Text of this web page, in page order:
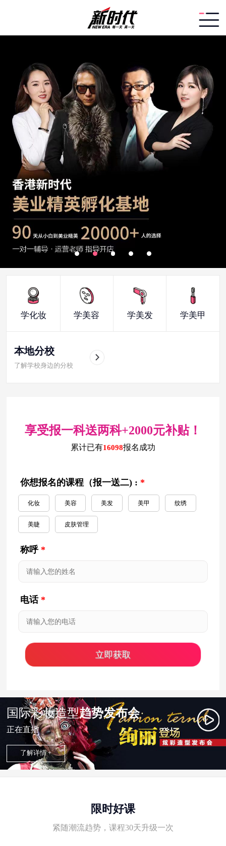
学化妆 学美容 学美发 学美甲
本地分校
了解学校身边的分校
享受报一科送两科+2000元补贴！
累计已有16098报名成功
你想报名的课程（报一送二) : *
化妆 美容 美发 美甲 纹绣
美睫 皮肤管理
称呼 *
电话 *
国际彩妆造型趋势发布会
正在直播
了解详情 +
限时好课
紧随潮流趋势，课程30天升级一次